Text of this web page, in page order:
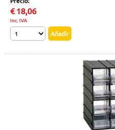
€ 18,06
Inc. IVA